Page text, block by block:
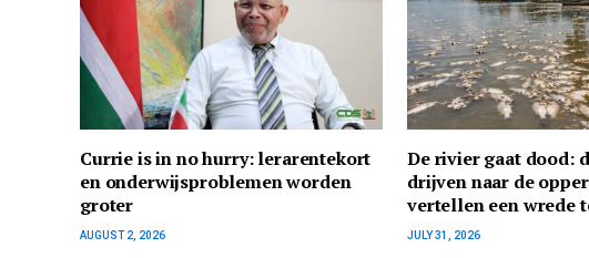
Currie is in no hurry: lerarentekort
en onderwijsproblemen worden
groter
AUGUST 2, 2026
De rivier gaat dood:
drijven naar de
vertellen een wrede
JULY 31, 2026